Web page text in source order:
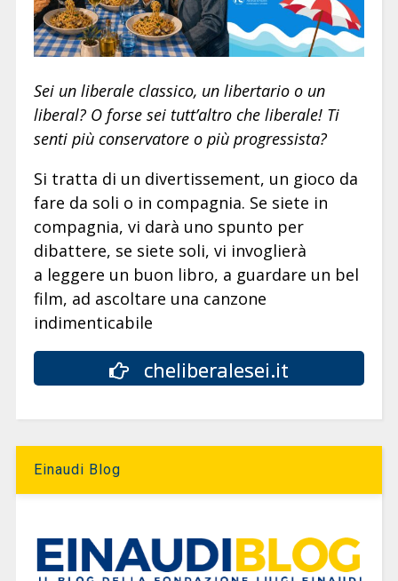
Sei un liberale classico, un libertario o un
liberal? O forse sei tutt’altro che liberale! Ti
senti più conservatore o più progressista?
Si tratta di un divertissement, un gioco da
fare da soli o in compagnia. Se siete in
compagnia, vi darà uno spunto per
dibattere, se siete soli, vi invoglierà
a leggere un buon libro, a guardare un bel
film, ad ascoltare una canzone
indimenticabile
cheliberalesei.it
Einaudi Blog